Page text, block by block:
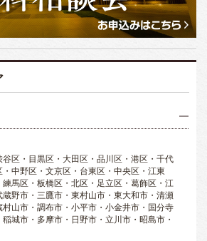
区・目黒区・大田区・品川区・港区・千代
中野区・文京区・台東区・中央区・江東
馬区・板橋区・北区・足立区・葛飾区・江
野市・三鷹市・東村山市・東大和市・清瀬
山市・調布市・小平市・小金井市・国分寺
城市・多摩市・日野市・立川市・昭島市・